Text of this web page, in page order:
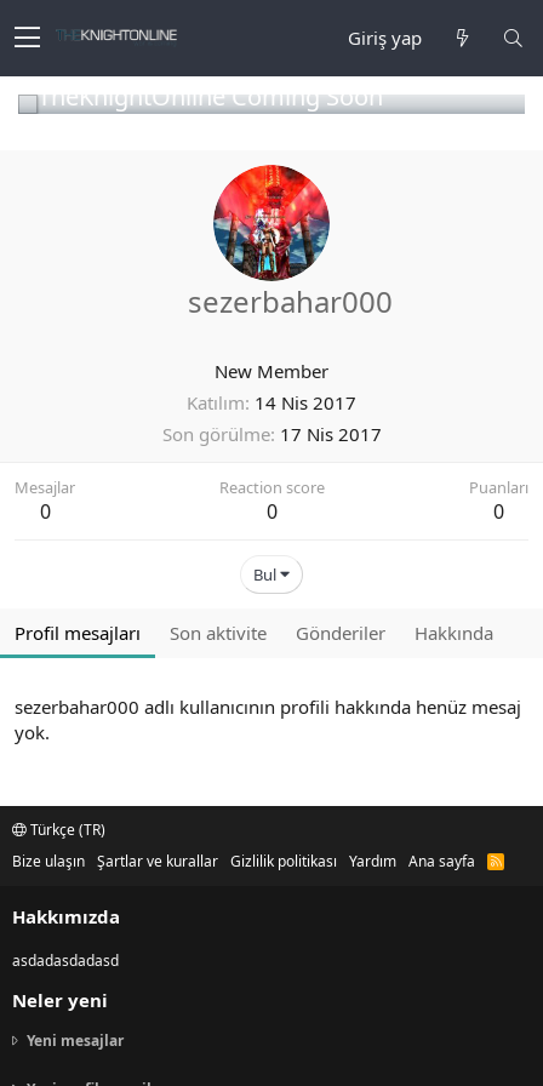
Giriş yap
TheKnightOnline Coming Soon
sezerbahar000
New Member
Katılım 14 Nis 2017
Son görülme 17 Nis 2017
Mesajlar
0
Reaction score
0
Puanları
0
Bul
Profil mesajları Son aktivite Gönderiler Hakkında
sezerbahar000 adlı kullanıcının profili hakkında henüz mesaj
yok.
Türkçe (TR)
Bize ulaşın Şartlar ve kurallar Gizlilik politikası Yardım Ana sayfa
R
Hakkımızda
asdadasdadasd
Neler yeni
Yeni mesajlar